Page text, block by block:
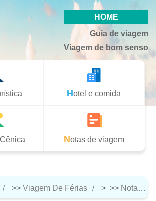
HOME
Guia de viagem
Viagem de bom senso
Hotel e comida
Notas de viagem
>> Viagem De Férias > >> Notas De Viagem